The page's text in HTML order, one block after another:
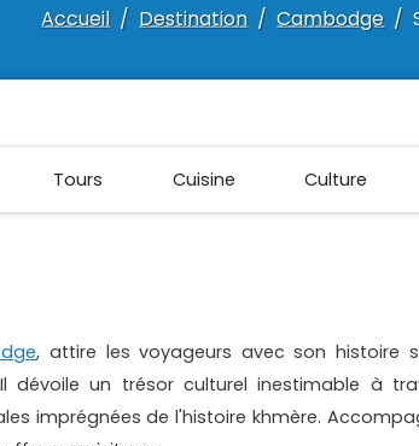
Accueil Destination Cambodge
Tours Cuisine Culture
, attire les voyageurs avec son histoire
dévoile un trésor culturel inestimable à
imprégnées de l'histoire khmère.